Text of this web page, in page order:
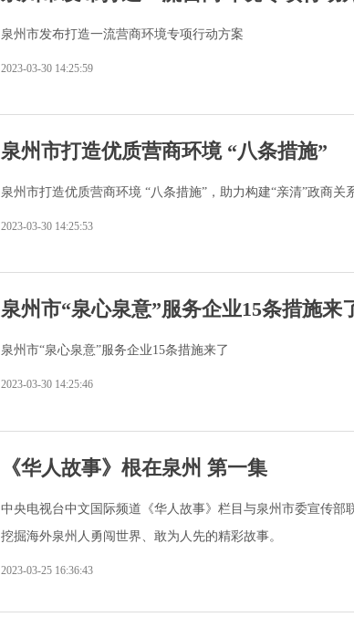
泉州市发布打造一流营商环境专项行动方案
2023-03-30 14:25:59
泉州市打造优质营商环境 “八条措施”
泉州市打造优质营商环境 “八条措施”，助力构建“亲清”政商关
2023-03-30 14:25:53
泉州市“泉心泉意”服务企业15条措施来
泉州市“泉心泉意”服务企业15条措施来了
2023-03-30 14:25:46
《华人故事》根在泉州 第一集
中央电视台中文国际频道《华人故事》栏目与泉州市委宣传部
挖掘海外泉州人勇闯世界、敢为人先的精彩故事。
2023-03-25 16:36:43